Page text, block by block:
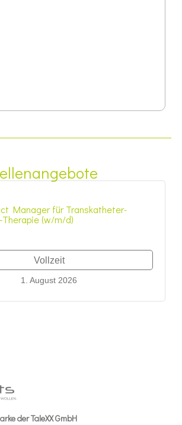
Manager für Transkatheter-
(w/m/d)
Vollzeit
1. August 2026
der TaleXX GmbH